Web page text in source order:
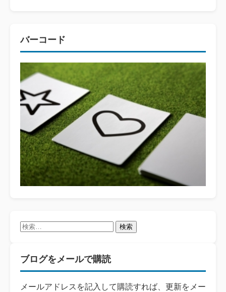
バーコード
検
ブログをメールで購読
メールアドレスを記入して購読すれば、更新をメー